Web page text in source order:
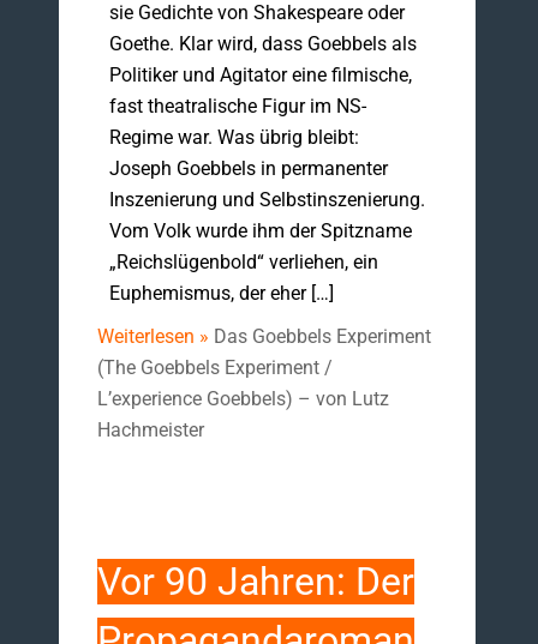
sie Gedichte von Shakespeare oder
Goethe. Klar wird, dass Goebbels als
Politiker und Agitator eine filmische,
fast theatralische Figur im NS-
Regime war. Was übrig bleibt:
Joseph Goebbels in permanenter
Inszenierung und Selbstinszenierung.
Vom Volk wurde ihm der Spitzname
„Reichslügenbold“ verliehen, ein
Euphemismus, der eher […]
Weiterlesen » Das Goebbels Experiment
(The Goebbels Experiment /
L’experience Goebbels) – von Lutz
Hachmeister
Vor 90 Jahren: Der